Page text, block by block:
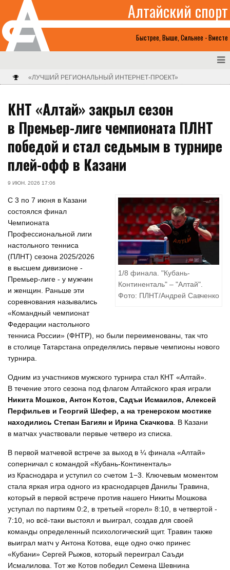
Быстрее, Выше, Сильнее - Вместе
Алтайский спорт
«ЛУЧШИЙ РЕГИОНАЛЬНЫЙ ИНТЕРНЕТ-ПРОЕКТ»
КНТ «Алтай» закрыл сезон
в Премьер-лиге чемпионата ПЛНТ
победой и стал седьмым в турнире
плей-офф в Казани
9 ИЮН. 2026 17:06
1/8 финала. "Кубань-
Континенталь" – "Алтай".
Фото: ПЛНТ/Андрей Савченко
С 3 по 7 июня в Казани
состоялся финал
Чемпионата
Профессиональной лиги
настольного тенниса
(ПЛНТ) сезона 2025/2026
в высшем дивизионе -
Премьер-лиге - у мужчин
и женщин. Раньше эти
соревнования назывались
«Командный чемпионат
Федерации настольного
тенниса России» (ФНТР), но были переименованы, так что
в столице Татарстана определялись первые чемпионы нового
турнира.
Одним из участников мужского турнира стал КНТ «Алтай».
В течение этого сезона под флагом Алтайского края играли
Никита Мошков, Антон Котов, Садъи Исмаилов, Алексей
Перфильев и Георгий Шефер, а на тренерском мостике
находились Степан Багиян и Ирина Скачкова . В Казани
в матчах участвовали первые четверо из списка.
В первой матчевой встрече за выход в ¼ финала «Алтай»
соперничал с командой «Кубань-Континенталь»
из Краснодара и уступил со счетом 1−3. Ключевым моментом
стала яркая игра одного из краснодарцев Данилы Травина,
который в первой встрече против нашего Никиты Мошкова
уступал по партиям 0:2, в третьей «горел» 8:10, в четвертой -
7:10, но всё-таки выстоял и выиграл, создав для своей
команды определенный психологический щит. Травин также
выиграл матч у Антона Котова, еще одно очко принес
«Кубани» Сергей Рыжов, который переиграл Саъди
Исмалилова. Тот же Котов победил Семена Шевнина